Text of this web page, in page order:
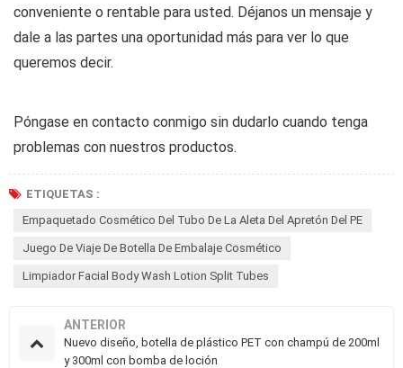
conveniente o rentable para usted. Déjanos un mensaje y
dale a las partes una oportunidad más para ver lo que
queremos decir.
Póngase en contacto conmigo sin dudarlo cuando tenga
problemas con nuestros productos.
ETIQUETAS :
Empaquetado Cosmético Del Tubo De La Aleta Del Apretón Del PE
Juego De Viaje De Botella De Embalaje Cosmético
Limpiador Facial Body Wash Lotion Split Tubes
ANTERIOR
Nuevo diseño, botella de plástico PET con champú de 200ml
y 300ml con bomba de loción